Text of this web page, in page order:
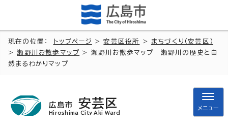
現在の位置： トップページ >安芸区役所 > まちづくり（安芸区）
>瀬野川お散歩マップ > 瀬野川お散歩マップ 瀬野川の歴史と自
然まるわかりマップ
広島市 安芸区
Hiroshima City Aki Ward
メニュー